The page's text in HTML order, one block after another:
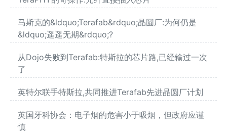
马斯克的&ldquo;Terafab&rdquo;晶圆厂:为何仍是
&ldquo;遥遥无期&rdquo;?
从Dojo失败到Terafab:特斯拉的芯片路,已经输过一次
了
英特尔联手特斯拉,共同推进Terafab先进晶圆厂计划
英国牙科协会：电子烟的危害小于吸烟，但政府应谨
慎